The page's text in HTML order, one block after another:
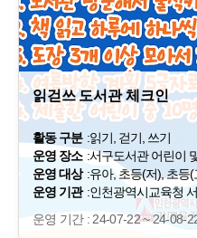
읽걷쓰 도서관 체크인
활동 구분 :읽기, 걷기, 쓰기
운영 장소 :서구도서관 어린이
운영 대상 :유아, 초등(저), 초등(
운영 기관 :인천광역시교육청
운영 기간 : 24-07-22 ~ 24-08-